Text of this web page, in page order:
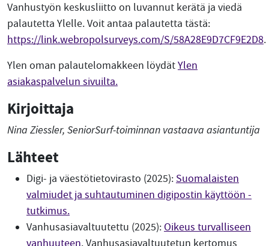
Vanhustyön keskusliitto on luvannut kerätä ja viedä
palautetta Ylelle. Voit antaa palautetta tästä:
https://link.webropolsurveys.com/S/58A28E9D7CF9E2D8.
Ylen oman palautelomakkeen löydätYlen
asiakaspalvelun sivuilta.
Kirjoittaja
Nina Ziessler, SeniorSurf-toiminnan vastaava asiantuntija
Lähteet
Digi- ja väestötietovirasto (2025): Suomalaisten
valmiudet ja suhtautuminen digipostin käyttöön -
tutkimus.
Vanhusasiavaltuutettu (2025): Oikeus turvalliseen